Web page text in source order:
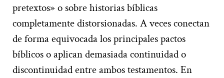
pretextos» o sobre historias bíblicas
completamente distorsionadas. A veces conectan
de forma equivocada los principales pactos
bíblicos o aplican demasiada continuidad o
discontinuidad entre ambos testamentos. En